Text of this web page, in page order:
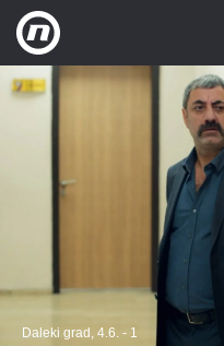
Daleki grad, 4.6. - 1